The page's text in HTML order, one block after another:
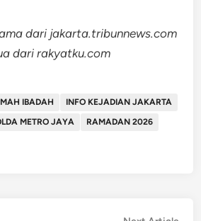
dari jakarta.tribunnews.com
dari rakyatku.com
IBADAH
INFO KEJADIAN JAKARTA
METRO JAYA RAMADAN 2026